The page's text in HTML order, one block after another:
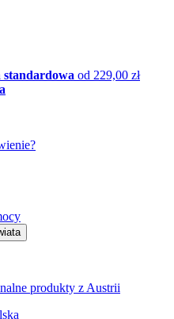
standardowa od 229,00 zł
produkty z Austrii